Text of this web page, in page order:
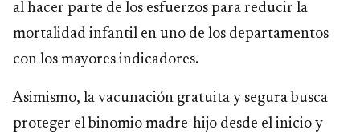
al hacer parte de los esfuerzos para reducir la
mortalidad infantil en uno de los departamentos
con los mayores indicadores.
Asimismo, la vacunación gratuita y segura busca
proteger el binomio madre-hijo desde el inicio y